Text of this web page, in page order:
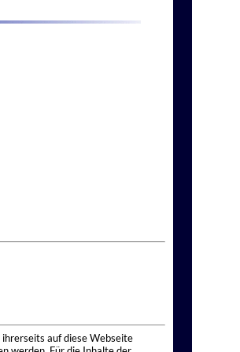
auf diese Webseite